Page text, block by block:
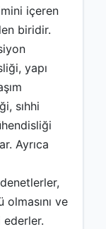
içeren
biridir.
yapı
sıhhi
Ayrıca
ve
ederler.